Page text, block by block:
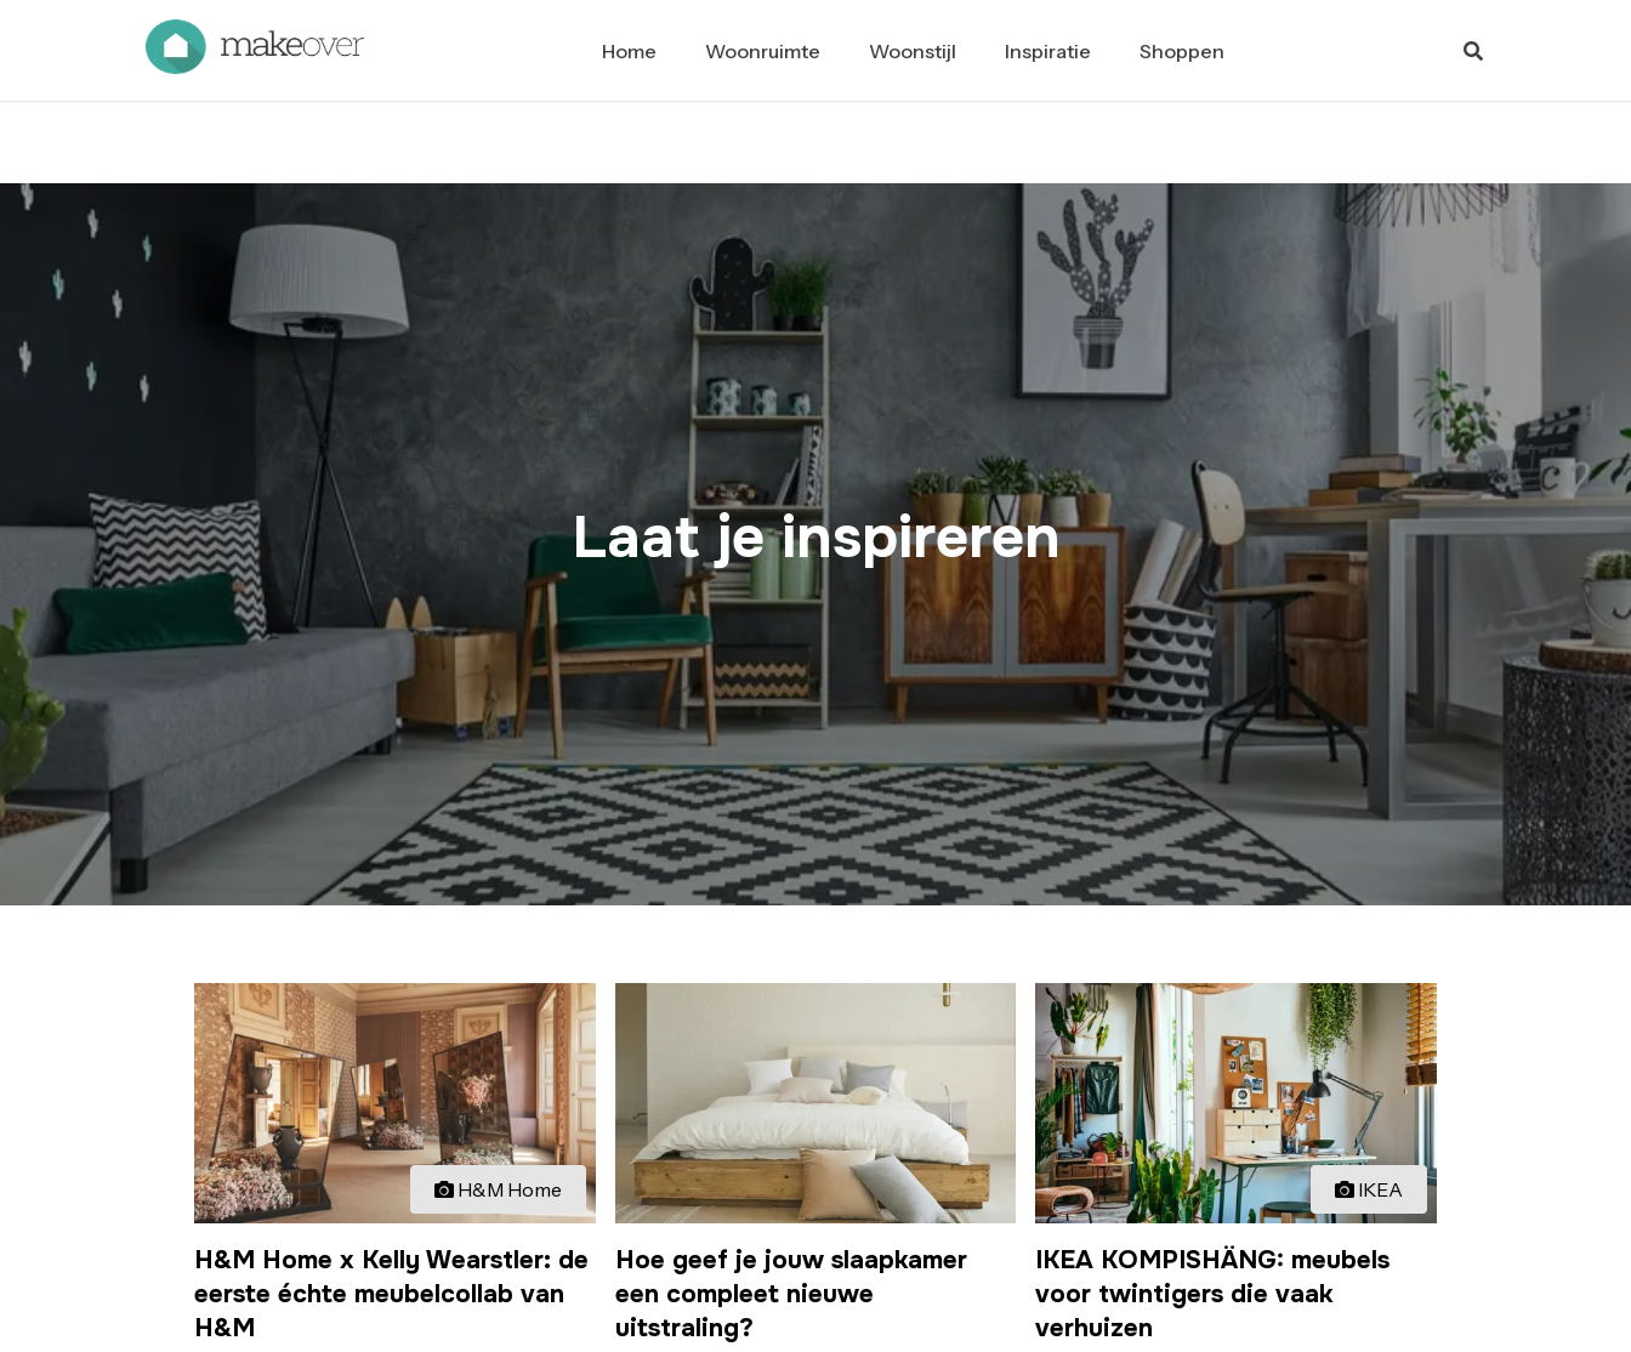
Home Woonruimte Woonstijl Inspiratie Shoppen
Laat je inspireren
H&M Home
H&M Home x Kelly Wearstler: de
eerste échte meubelcollab van
H&M
Hoe geef je jouw slaapkamer
een compleet nieuwe
uitstraling?
IKEA
IKEA KOMPISHÄNG: meubels
voor twintigers die vaak
verhuizen